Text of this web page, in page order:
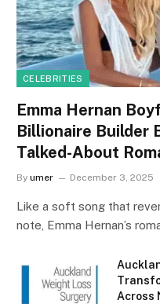
CELEBRITIES
Emma Hernan
Billionaire Builder
Talked-About
By umer December 3, 2025
Like a soft song that
note, Emma Hernan’s
Across